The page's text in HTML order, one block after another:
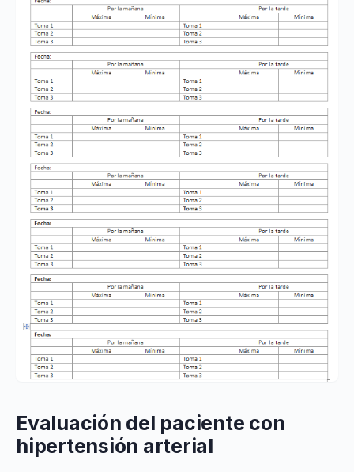
Evaluación del paciente con
hipertensión arterial